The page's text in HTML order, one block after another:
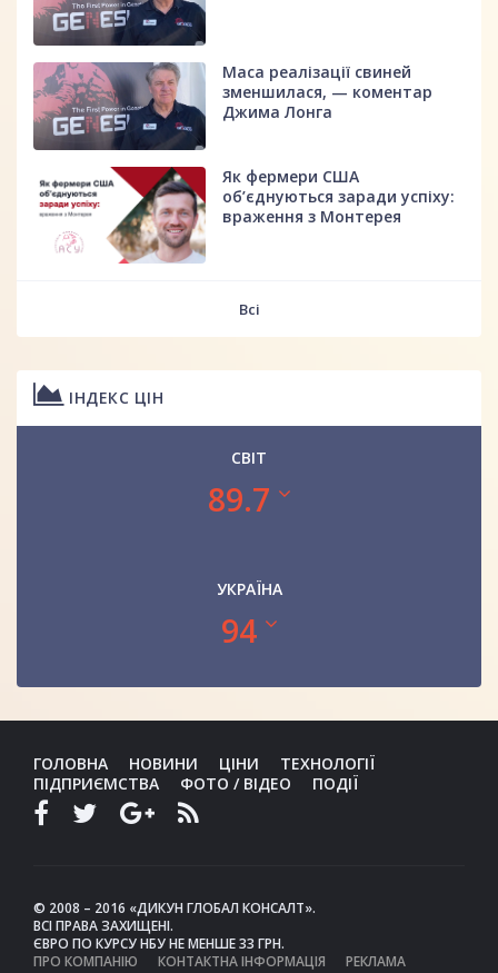
Маса реалізації свиней
зменшилася, — коментар
Джима Лонга
Як фермери США
об’єднуються заради успіху:
враження з Монтерея
Всі
ІНДЕКС ЦІН
СВІТ
89.7
УКРАЇНА
94
ГОЛОВНА НОВИНИ ЦІНИ
ТЕХНОЛОГІЇ
ПІДПРИЄМСТВА
ФОТО / ВІДЕО ПОДІЇ
© 2008 – 2016 «ДИКУН ГЛОБАЛ КОНСАЛТ».
ВСІ ПРАВА ЗАХИЩЕНІ.
ЄВРО ПО КУРСУ НБУ НЕ МЕНШЕ 33 ГРН.
ПРО КОМПАНІЮ
КОНТАКТНА ІНФОРМАЦІЯ
РЕКЛАМА